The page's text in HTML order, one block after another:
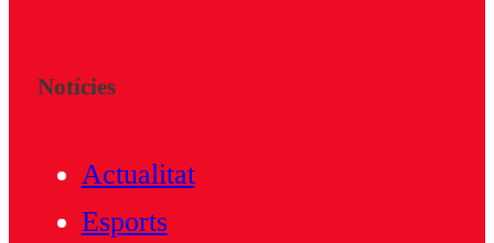
Notícies
Actualitat
Esports